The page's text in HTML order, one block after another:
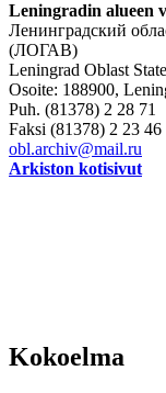
Leningradin alueen
Ленинградский
(ЛОГАВ)
Leningrad Oblast
Osoite: 188900,
Puh. (81378) 2 28 71
Faksi (81378) 2 23 46
obl.archiv@mail.ru
Arkiston kotisivut
Kokoelma